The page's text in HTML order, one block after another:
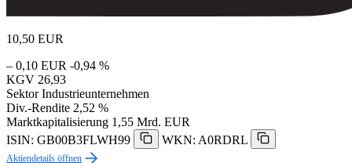
10,50 EUR
– 0,10 EUR -0,94 %
KGV 26,93
Sektor Industrieunternehmen
Div.-Rendite 2,52 %
Marktkapitalisierung 1,55 Mrd. EUR
ISIN: GB00B3FLWH99
WKN: A0RDRL
Aktiendetails öffnen